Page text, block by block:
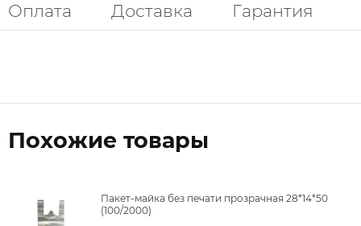
Оплата Доставка Гарантия
Похожие товары
Пакет-майка без печати прозрачная 28*14*50
(100/2000)